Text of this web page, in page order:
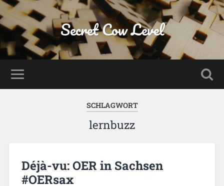
Secret Cow Level
SCHLAGWORT
lernbuzz
Déjà-vu: OER in Sachsen
#OERsax